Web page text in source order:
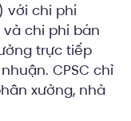
với chi phí
chi phí bán
trực tiếp
CPSC chỉ
xưởng, nhà